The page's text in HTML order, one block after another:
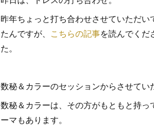
昨年ちょっと打ち合わせさせていただ
たんですが、 こちらの記事を読んでくだ
た。
数秘＆カラーのセッションからさせてい
数秘＆カラーは、その方がもともと持
ーマもあります。